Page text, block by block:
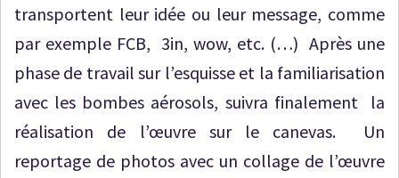
transportent leur idée ou leur message, comme
par exemple FCB, 3in, wow, etc. (…) Après une
phase de travail sur l’esquisse et la familiarisation
avec les bombes aérosols, suivra finalement la
réalisation de l’œuvre sur le canevas. Un
reportage de photos avec un collage de l’œuvre